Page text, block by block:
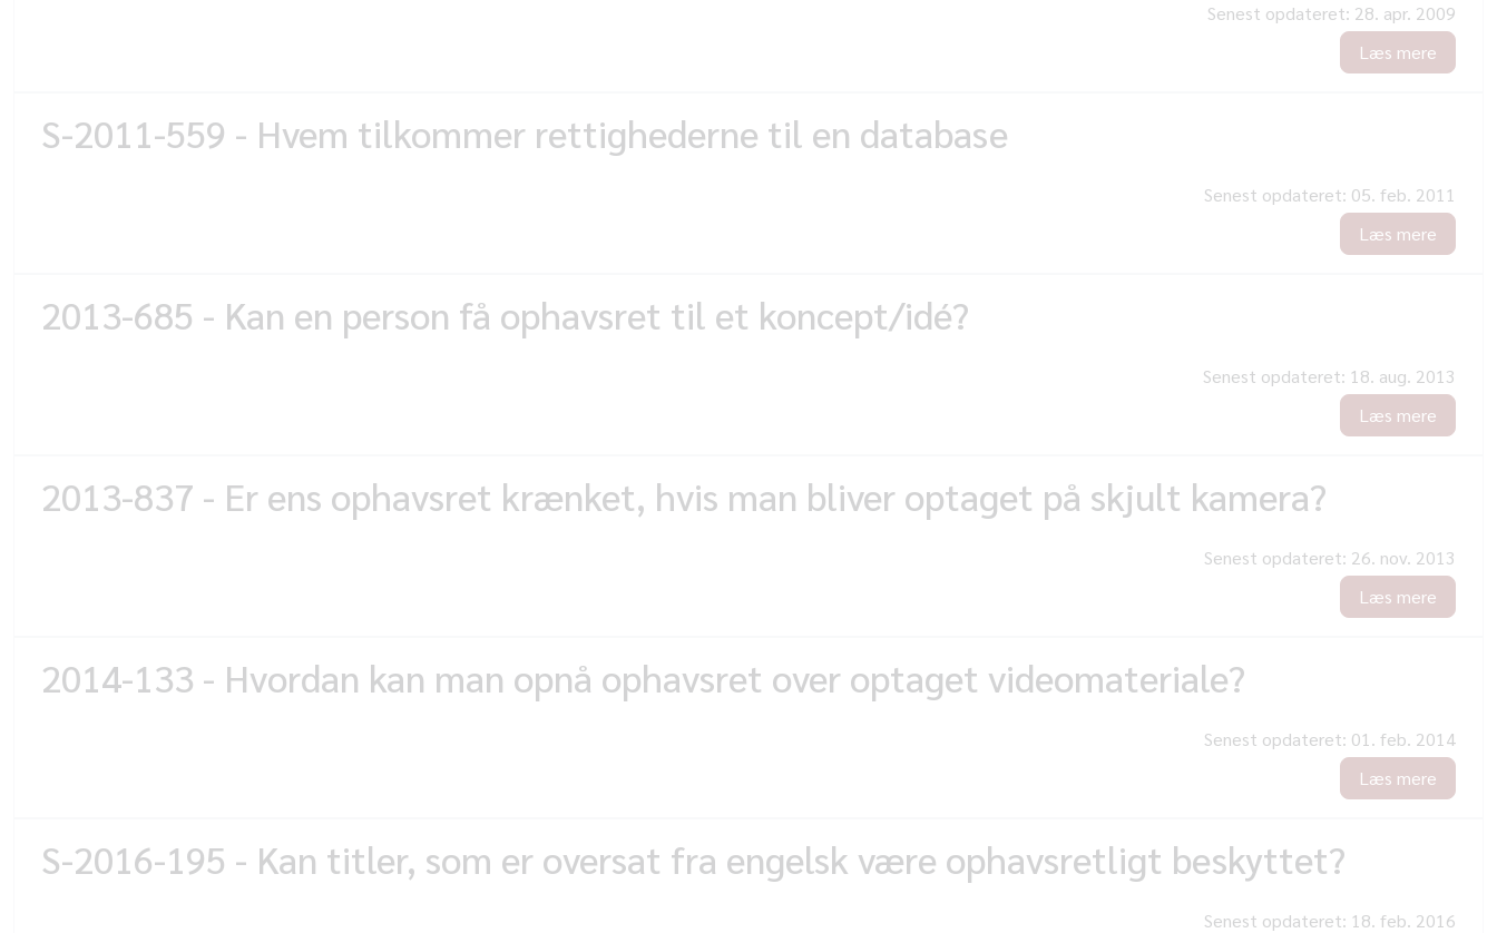
Senest opdateret: 28. apr. 2009
Læs mere
S-2011-559 - Hvem tilkommer rettighederne til en database
Senest opdateret: 05. feb. 2011
Læs mere
2013-685 - Kan en person få ophavsret til et koncept/idé?
Senest opdateret: 18. aug. 2013
Læs mere
2013-837 - Er ens ophavsret krænket, hvis man bliver optaget på skjult kamera?
Senest opdateret: 26. nov. 2013
Læs mere
2014-133 - Hvordan kan man opnå ophavsret over optaget videomateriale?
Senest opdateret: 01. feb. 2014
Læs mere
S-2016-195 - Kan titler, som er oversat fra engelsk være ophavsretligt beskyttet?
Senest opdateret: 18. feb. 2016